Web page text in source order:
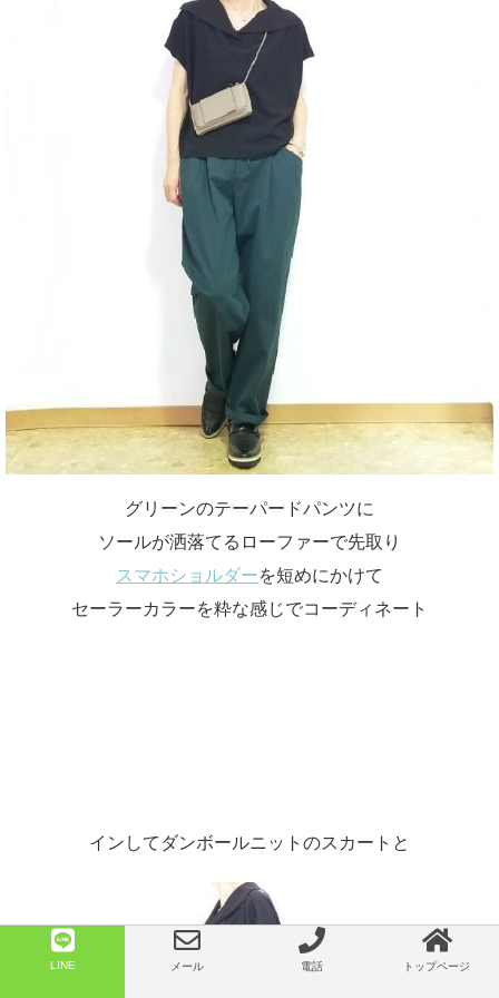
グリーンのテーパードパンツに
ソールが洒落てるローファーで先取り
スマホショルダーを短めにかけて
セーラーカラーを粋な感じでコーディネート
インしてダンボールニットのスカートと
LINE メール 電話 トップページ